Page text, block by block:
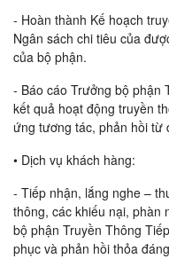
- Hoàn thành Kế hoạch
Ngân sách chi tiêu của
của bộ phận.
- Báo cáo Trưởng bộ phận
kết quả hoạt động truyền
ứng tương tác, phản hồi từ
• Dịch vụ khách hàng:
- Tiếp nhận, lắng nghe –
thông, các khiếu nại, phàn
bộ phận Truyền Thông
phục và phản hồi thỏa